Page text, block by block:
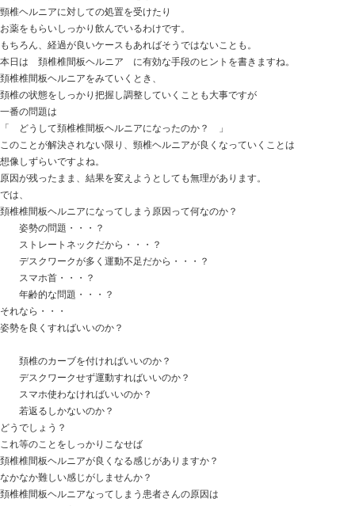
全力でプレーをしていたら・・・？
ケガをしてしまう確率は上がってしまうことが想像でき
例えが上手くありませんが、
写真を撮られるときカメラマンに
「正面向いて下さい！」
と言われたけど、正面を向いているつもりだし
修正されたら 「コレが正面なの？」 と
正しい向きが違和感に感じる
そういったことを体験される方もいると思います。
自分ではカラダに不備はない！
と思っていても
実際にはそうではなかった。
体はしっかり軸が撮れている！
しかし実際は軸が歪んでおり、体幹すら使えていなかっ
だから
ケガをするリスクが増え、
ケガをしてもなかなか良くならない・・・
そういったケースになることも。
では、どうすればいいのか・・・？
体の軸をしっかり整え、体幹がつかえるように。
軸がしっかり決まれば、前後左右のバランスが整い、